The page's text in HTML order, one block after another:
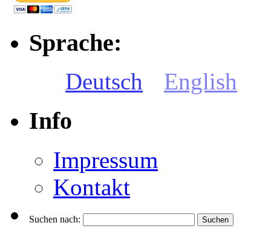
Sprache:
Deutsch English
Info
Impressum
Kontakt
Suchen nach: